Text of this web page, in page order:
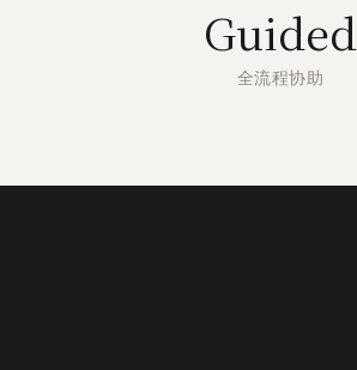
Guided
全流程协助